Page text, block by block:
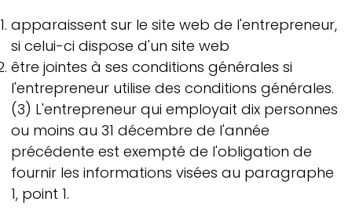
apparaissent sur le site web de l'entrepreneur,
si celui-ci dispose d'un site web
être jointes à ses conditions générales si
l'entrepreneur utilise des conditions générales.
(3) L'entrepreneur qui employait dix personnes
ou moins au 31 décembre de l'année
précédente est exempté de l'obligation de
fournir les informations visées au paragraphe
1, point 1.